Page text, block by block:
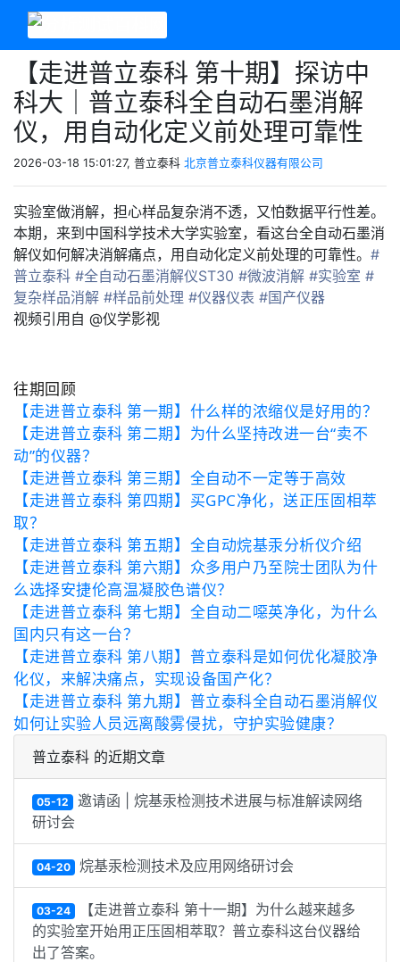
【走进普立泰科 第十期】探访中
科大｜普立泰科全自动石墨消解
仪，用自动化定义前处理可靠性
2026-03-18 15:01:27, 普立泰科 北京普立泰科仪器有限公司
实验室做消解，担心样品复杂消不透，又怕数据平行性差。
本期，来到中国科学技术大学实验室，看这台全自动石墨消
解仪如何解决消解痛点，用自动化定义前处理的可靠性。 #
普立泰科 #全自动石墨消解仪ST30 #微波消解 #实验室 #
复杂样品消解 #样品前处理 #仪器仪表 #国产仪器
视频引用自 @仪学影视
往期回顾
【走进普立泰科 第一期】什么样的浓缩仪是好用的？
【走进普立泰科 第二期】为什么坚持改进一台“卖不
动”的仪器？
【走进普立泰科 第三期】全自动不一定等于高效
【走进普立泰科 第四期】买GPC净化，送正压固相萃
取？
【走进普立泰科 第五期】全自动烷基汞分析仪介绍
【走进普立泰科 第六期】众多用户乃至院士团队为什
么选择安捷伦高温凝胶色谱仪？
【走进普立泰科 第七期】全自动二噁英净化，为什么
国内只有这一台？
【走进普立泰科 第八期】普立泰科是如何优化凝胶净
化仪，来解决痛点，实现设备国产化？
【走进普立泰科 第九期】普立泰科全自动石墨消解仪
如何让实验人员远离酸雾侵扰，守护实验健康？
普立泰科 的近期文章
05-12 邀请函 | 烷基汞检测技术进展与标准解读网络
研讨会
04-20 烷基汞检测技术及应用网络研讨会
03-24 【走进普立泰科 第十一期】为什么越来越多
的实验室开始用正压固相萃取？普立泰科这台仪器给
出了答案。